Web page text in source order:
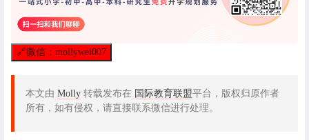
🔗微信：mollywei007
本文由 Molly 转载发布在 国际教育联盟平台，版权归原作者
所有，如有侵权，请直接联系微信进行处理。